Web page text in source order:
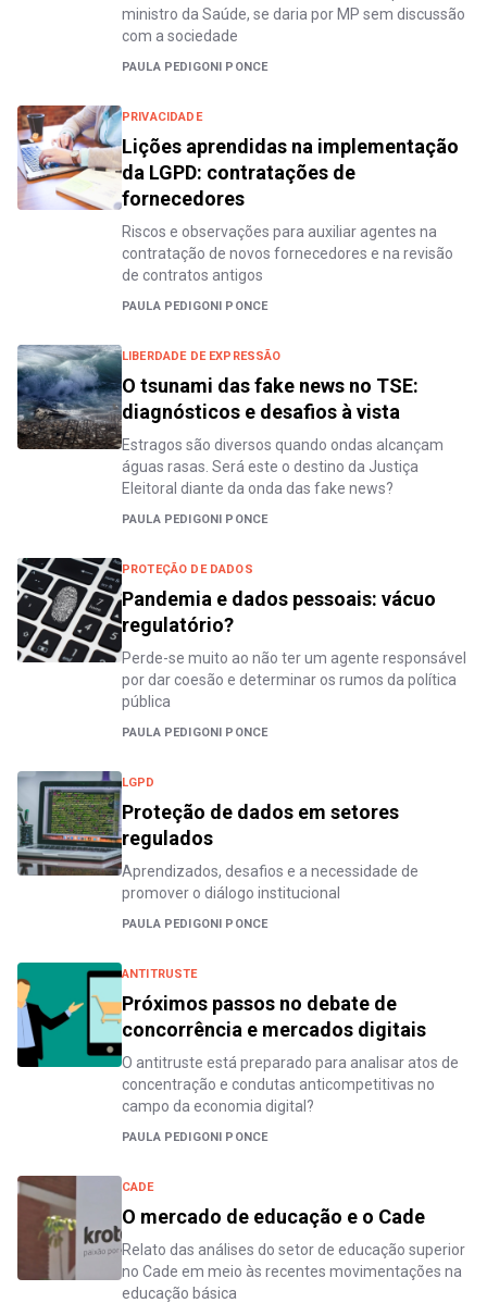
ministro da Saúde, se daria por MP sem discussão
com a sociedade
PAULA PEDIGONI PONCE
PRIVACIDADE
Lições aprendidas na implementação
da LGPD: contratações de
fornecedores
Riscos e observações para auxiliar agentes na
contratação de novos fornecedores e na revisão
de contratos antigos
PAULA PEDIGONI PONCE
LIBERDADE DE EXPRESSÃO
O tsunami das fake news no TSE:
diagnósticos e desafios à vista
Estragos são diversos quando ondas alcançam
águas rasas. Será este o destino da Justiça
Eleitoral diante da onda das fake news?
PAULA PEDIGONI PONCE
PROTEÇÃO DE DADOS
Pandemia e dados pessoais: vácuo
regulatório?
Perde-se muito ao não ter um agente responsável
por dar coesão e determinar os rumos da política
pública
PAULA PEDIGONI PONCE
LGPD
Proteção de dados em setores
regulados
Aprendizados, desafios e a necessidade de
promover o diálogo institucional
PAULA PEDIGONI PONCE
ANTITRUSTE
Próximos passos no debate de
concorrência e mercados digitais
O antitruste está preparado para analisar atos de
concentração e condutas anticompetitivas no
campo da economia digital?
PAULA PEDIGONI PONCE
CADE
O mercado de educação e o Cade
Relato das análises do setor de educação superior
no Cade em meio às recentes movimentações na
educação básica